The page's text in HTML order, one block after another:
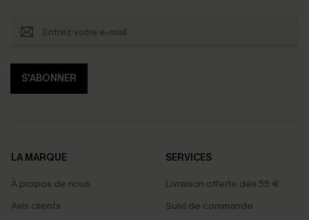
S'ABONNER
LA MARQUE
À propos de nous
Avis clients
SERVICES
Livraison offerte dès 55 €
Suivi de commande